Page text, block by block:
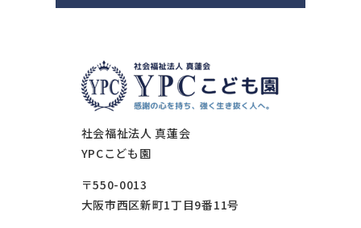
社会福祉法人 真蓮会
YPCこども園
〒550-0013
大阪市西区新町1丁目9番11号